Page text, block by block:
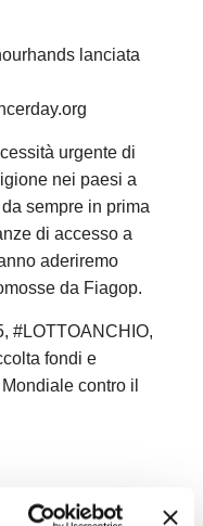
lanciata
urgente di
nei paesi a
sempre in prima
di accesso a
aderiremo
da Fiagop.
#LOTTOANCHIO,
fondi e
contro il